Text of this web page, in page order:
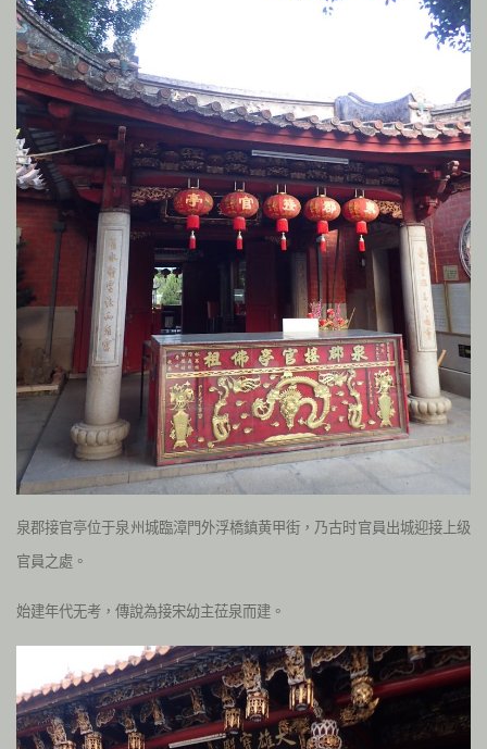
泉郡接官亭位于泉州城臨漳門外浮橋鎮黄甲街，乃古时官員出城迎接上级
官員之處。
始建年代无考，傳說為接宋幼主莅泉而建。